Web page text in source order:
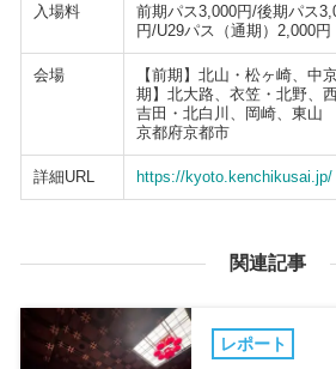
入場料
前期パス3,000円/後期パス
円/U29パス（通期）2,000円
会場
【前期】北山・松ヶ崎、中
期】北大路、衣笠・北野、
吉田・北白川、岡崎、東山
京都府京都市
詳細URL https://kyoto.kenchikusai.jp/
関連記事
レポート